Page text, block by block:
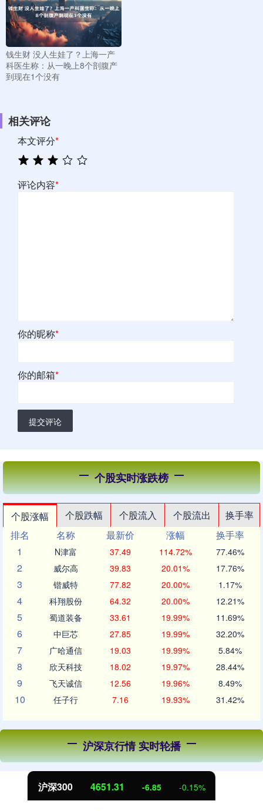
钱生财 没人生娃了？上海一产
科医生称：从一晚上8个剖腹产
到现在1个没有
相关评论
本文评分*
评论内容*
你的昵称*
你的邮箱*
提交评论
个股实时涨跌榜
个股涨幅 个股跌幅 个股流入 个股流出
换手率
排名
名称 最新价 涨幅
换手率
1
N津富 37.49 114.72% 77.46%
2 威尔高 39.83 20.01% 17.76%
3 锴威特 77.82 20.00% 1.17%
4 科翔股份 64.32 20.00% 12.21%
5 蜀道装备 33.61 19.99% 11.69%
6 中巨芯 27.85 19.99% 32.20%
7 广哈通信 19.03 19.99% 5.84%
8 欣天科技 18.02 19.97% 28.44%
9 飞天诚信 12.56 19.96% 8.49%
10 任子行 7.16 19.93% 31.42%
沪深京行情 实时轮播
北证50 1122.88 3.42 0.30%